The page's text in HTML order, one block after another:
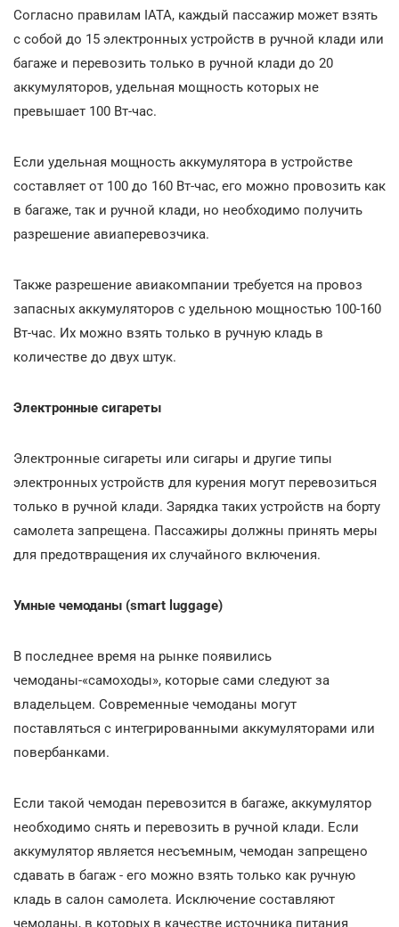
Согласно правилам IATA, каждый пассажир может взять
с собой до 15 электронных устройств в ручной клади или
багаже и перевозить только в ручной клади до 20
аккумуляторов, удельная мощность которых не
превышает 100 Вт-час.
Если удельная мощность аккумулятора в устройстве
составляет от 100 до 160 Вт-час, его можно провозить как
в багаже, так и ручной клади, но необходимо получить
разрешение авиаперевозчика.
Также разрешение авиакомпании требуется на провоз
запасных аккумуляторов с удельною мощностью 100-160
Вт-час. Их можно взять только в ручную кладь в
количестве до двух штук.
Электронные сигареты
Электронные сигареты или сигары и другие типы
электронных устройств для курения могут перевозиться
только в ручной клади. Зарядка таких устройств на борту
самолета запрещена. Пассажиры должны принять меры
для предотвращения их случайного включения.
Умные чемоданы (smart luggage)
В последнее время на рынке появились
чемоданы-«самоходы», которые сами следуют за
владельцем. Современные чемоданы могут
поставляться с интегрированными аккумуляторами или
повербанками.
Если такой чемодан перевозится в багаже, аккумулятор
необходимо снять и перевозить в ручной клади. Если
аккумулятор является несъемным, чемодан запрещено
сдавать в багаж - его можно взять только как ручную
кладь в салон самолета. Исключение составляют
чемоданы, в которых в качестве источника питания